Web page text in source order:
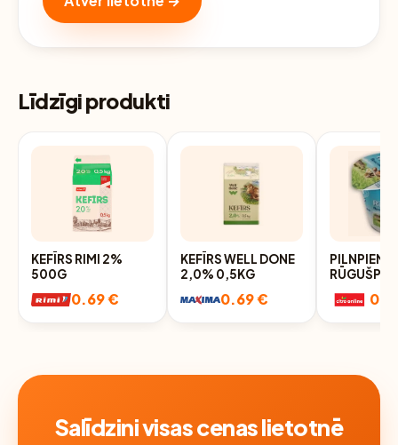
Līdzīgi produkti
KEFĪRS RIMI 2%
500G
0.69 €
KEFĪRS WELL DONE
2,0% 0,5KG
0.69 €
PILNPIENA
NPKS
Salīdzini visas cenas lietotnē